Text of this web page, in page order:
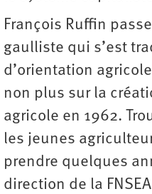
François Ruffin
gaulliste qui s’est
d’orientation
non plus sur la
agricole en 1962.
les jeunes
prendre quelques
direction de la